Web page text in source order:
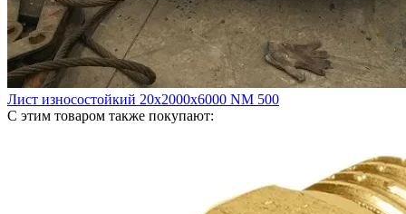
Лист износостойкий 20х2000х6000 NM 500
С этим товаром также покупают: